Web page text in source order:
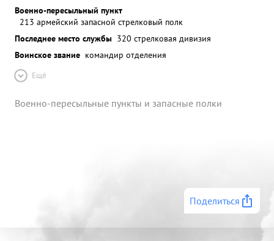
Военно-пересыльный пункт
213 армейский запасной стрелковый полк
Последнее место службы 320 стрелковая дивизия
Воинское звание командир отделения
Ещё
Военно-пересыльные пункты и запасные полки
Поделиться